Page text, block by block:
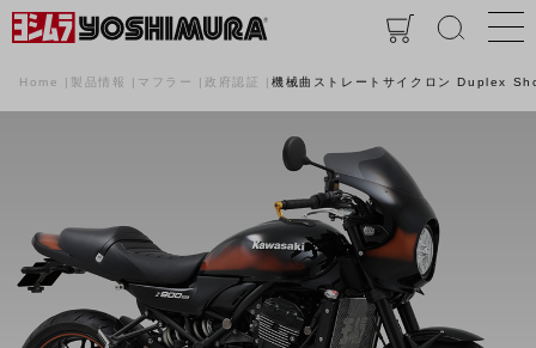
Home 製品情報 マフラー 政府認証 機械曲ストレートサイクロン Duplex